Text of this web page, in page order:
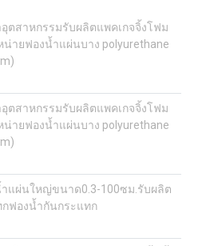
ตสาหกรรมรับผลิตแพคเกจจิ้งโฟม
ายฟองน้ำแผ่นบาง polyurethane
ตสาหกรรมรับผลิตแพคเกจจิ้งโฟม
ายฟองน้ำแผ่นบาง polyurethane
แผ่นใหญ่ขนาด0.3-100ซม.รับผลิต
ฟองน้ำกันกระแทก